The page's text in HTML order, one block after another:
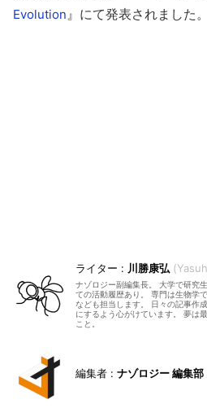
Evolution 』にて発表されました。
川勝康弘
ナゾロジー副編集長。 大学で研究
ての活動履歴あり。 専門は生物学
なども担当します。 日々の記事作
にするよう心がけています。 夢は
こと。
ナゾロジー 編集部